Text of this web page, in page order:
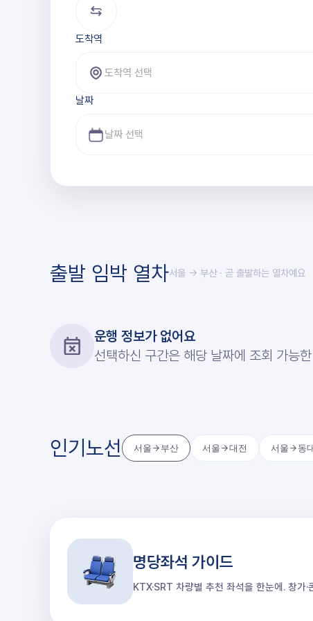
도착역
도착역 선택
날짜
출발 임박 열차서울 → 부산· 곧 출발하는 열차예요
운행 정보가 없어요
선택하신 구간은 해당 날짜에 조회 가능
인기노선 서울 부산 서울 대전 서울 동
명당좌석 가이드
KTX·SRT 차량별 추천 좌석을 한눈에. 창가·